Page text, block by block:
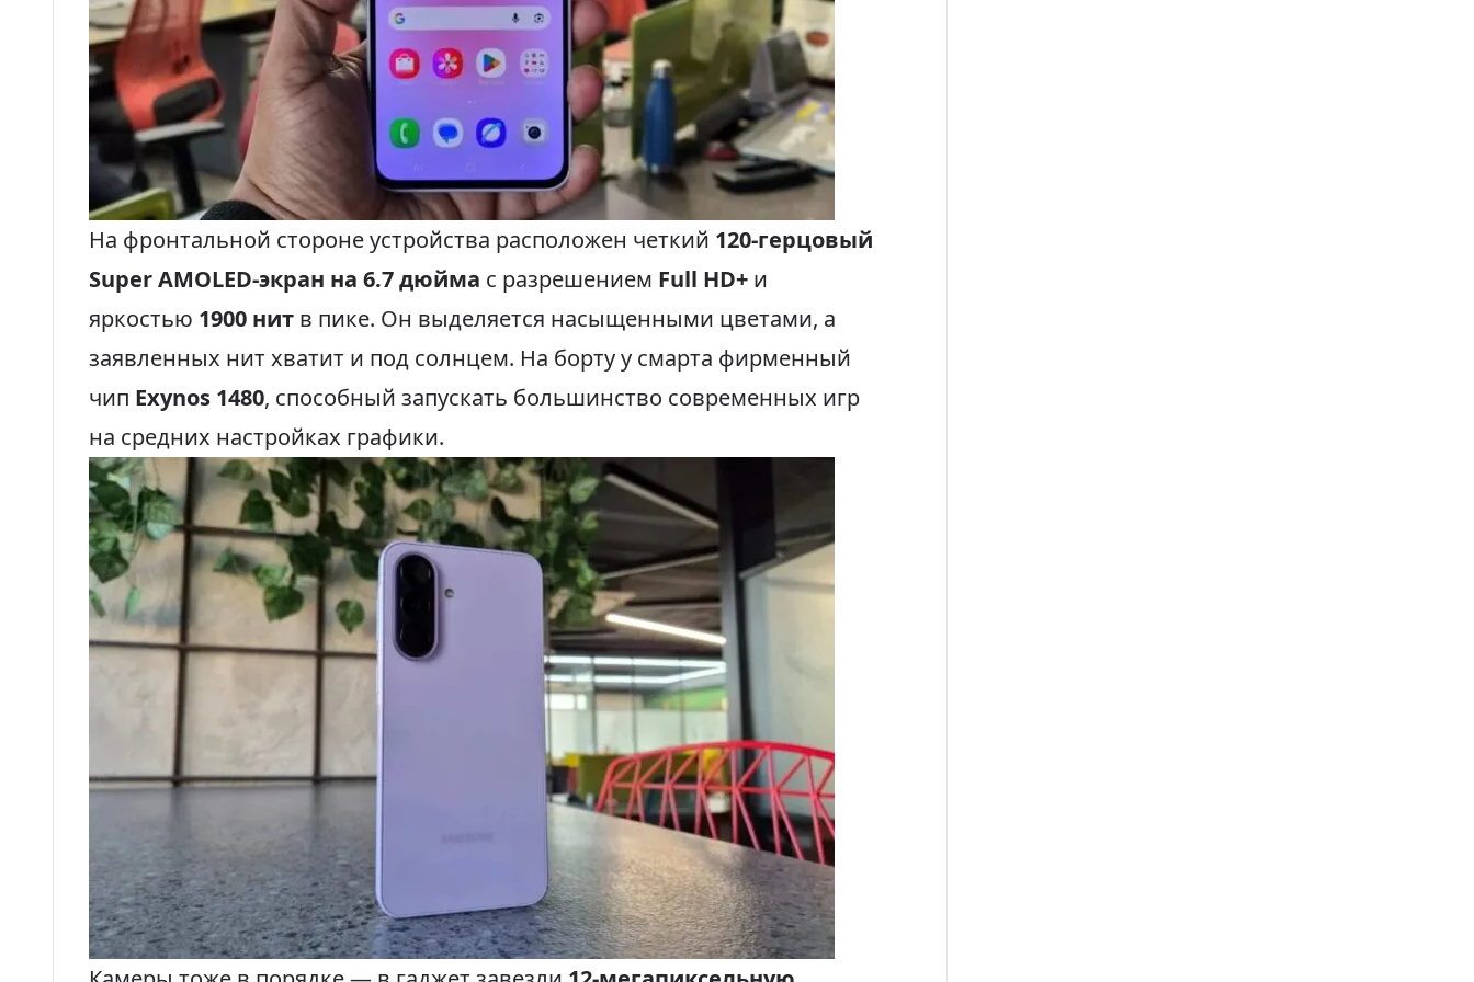
На фронтальной стороне устройства расположен четкий 120-герцовый
Super AMOLED-экран на 6.7 дюйма с разрешением Full HD+ и
яркостью 1900 нит в пике. Он выделяется насыщенными цветами, а
заявленных нит хватит и под солнцем. На борту у смарта фирменный
чип Exynos 1480, способный запускать большинство современных игр
на средних настройках графики.